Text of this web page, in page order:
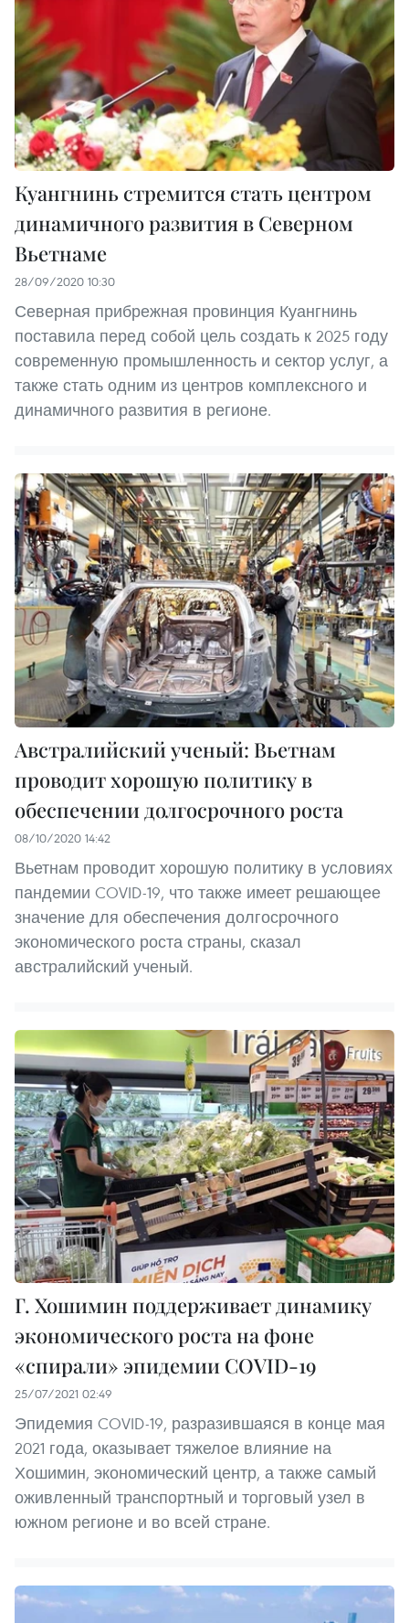
Куангнинь стремится стать центром
динамичного развития в Северном
Вьетнаме
28/09/2020 10:30
Северная прибрежная провинция Куангнинь
поставила перед собой цель создать к 2025 году
современную промышленность и сектор услуг, а
также стать одним из центров комплексного и
динамичного развития в регионе.
Австралийский ученый: Вьетнам
проводит хорошую политику в
обеспечении долгосрочного роста
08/10/2020 14:42
Вьетнам проводит хорошую политику в условиях
пандемии COVID-19, что также имеет решающее
значение для обеспечения долгосрочного
экономического роста страны, сказал
австралийский ученый.
Г. Хошимин поддерживает динамику
экономического роста на фоне
«спирали» эпидемии COVID-19
25/07/2021 02:49
Эпидемия COVID-19, разразившаяся в конце мая
2021 года, оказывает тяжелое влияние на
Хошимин, экономический центр, а также самый
оживленный транспортный и торговый узел в
южном регионе и во всей стране.